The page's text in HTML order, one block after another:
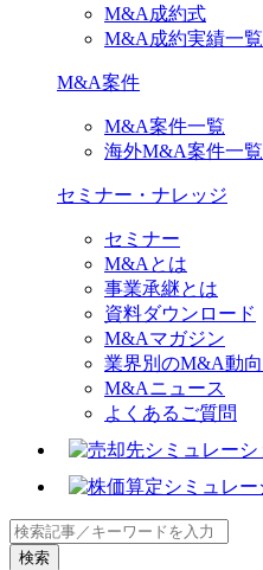
M&A成約式
M&A成約実績一覧
M&A案件
M&A案件一覧
海外M&A案件一覧
セミナー・ナレッジ
セミナー
M&Aとは
事業承継とは
資料ダウンロード
M&Aマガジン
業界別のM&A動向
M&Aニュース
よくあるご質問